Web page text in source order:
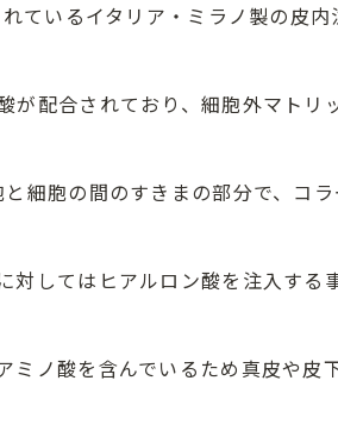
ているイタリア・ミラノ製の皮
が配合されており、細胞外マトリ
と細胞の間のすきまの部分で、コ
対してはヒアルロン酸を注入す
ミノ酸を含んでいるため真皮や皮